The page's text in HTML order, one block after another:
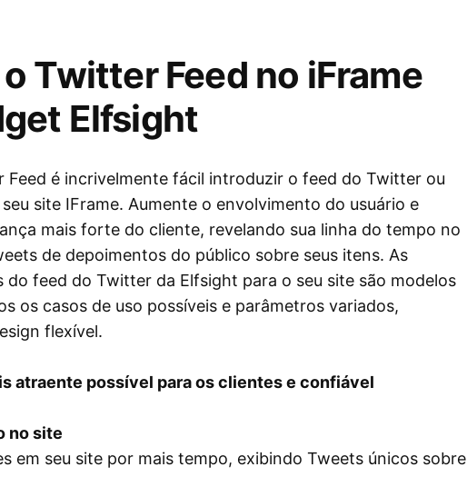
Twitter Feed no iFrame
Elfsight
Feed é incrivelmente fácil introduzir o feed do Twitter ou
site IFrame. Aumente o envolvimento do usuário e
mais forte do cliente, revelando sua linha do tempo no
de depoimentos do público sobre seus itens. As
feed do Twitter da Elfsight para o seu site são modelos
os casos de uso possíveis e parâmetros variados,
flexível.
atraente possível para os clientes e confiável
no site
em seu site por mais tempo, exibindo Tweets únicos sobre